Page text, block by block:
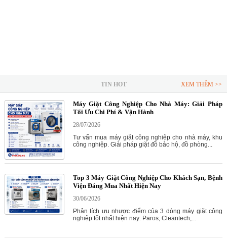
TIN HOT XEM THÊM >>
Máy Giặt Công Nghiệp Cho Nhà Máy: Giải Pháp
Tối Ưu Chi Phí & Vận Hành
28/07/2026
Tư vấn mua máy giặt công nghiệp cho nhà máy, khu
công nghiệp. Giải pháp giặt đồ bảo hộ, đồ phòng...
Top 3 Máy Giặt Công Nghiệp Cho Khách Sạn, Bệnh
Viện Đáng Mua Nhất Hiện Nay
30/06/2026
Phân tích ưu nhược điểm của 3 dòng máy giặt công
nghiệp tốt nhất hiện nay: Paros, Cleantech,...